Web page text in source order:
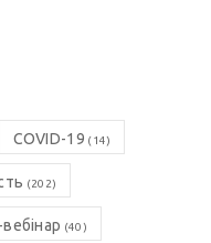
COVID-19 (14)
(202)
(40)